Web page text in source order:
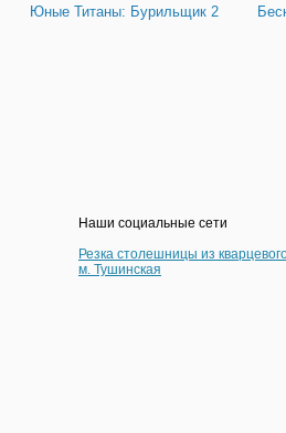
Юные Титаны: Бурильщик 2
Наши социальные сети
Резка столешницы из
м. Тушинская